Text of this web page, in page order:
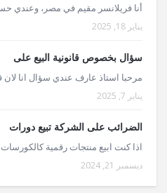
أنا فريلانسر مقيم في مصر، وعندي
يناير 18, 2025
سؤال بخصوص قانونية البيع على
مرحبا استاذ عارف عندي سؤال انا
يناير 7, 2025
الضرائب على الشركة تبيع دورات
اذا كنت ابيع منتجات رقمية
ديسمبر 21, 2024